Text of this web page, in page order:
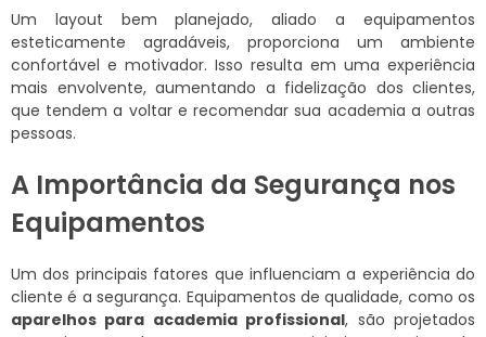
Um layout bem planejado, aliado a equipamentos
esteticamente agradáveis, proporciona um ambiente
confortável e motivador. Isso resulta em uma experiência
mais envolvente, aumentando a fidelização dos clientes,
que tendem a voltar e recomendar sua academia a outras
pessoas.
A Importância da Segurança nos
Equipamentos
Um dos principais fatores que influenciam a experiência do
cliente é a segurança. Equipamentos de qualidade, como os
aparelhos para academia profissional, são projetados